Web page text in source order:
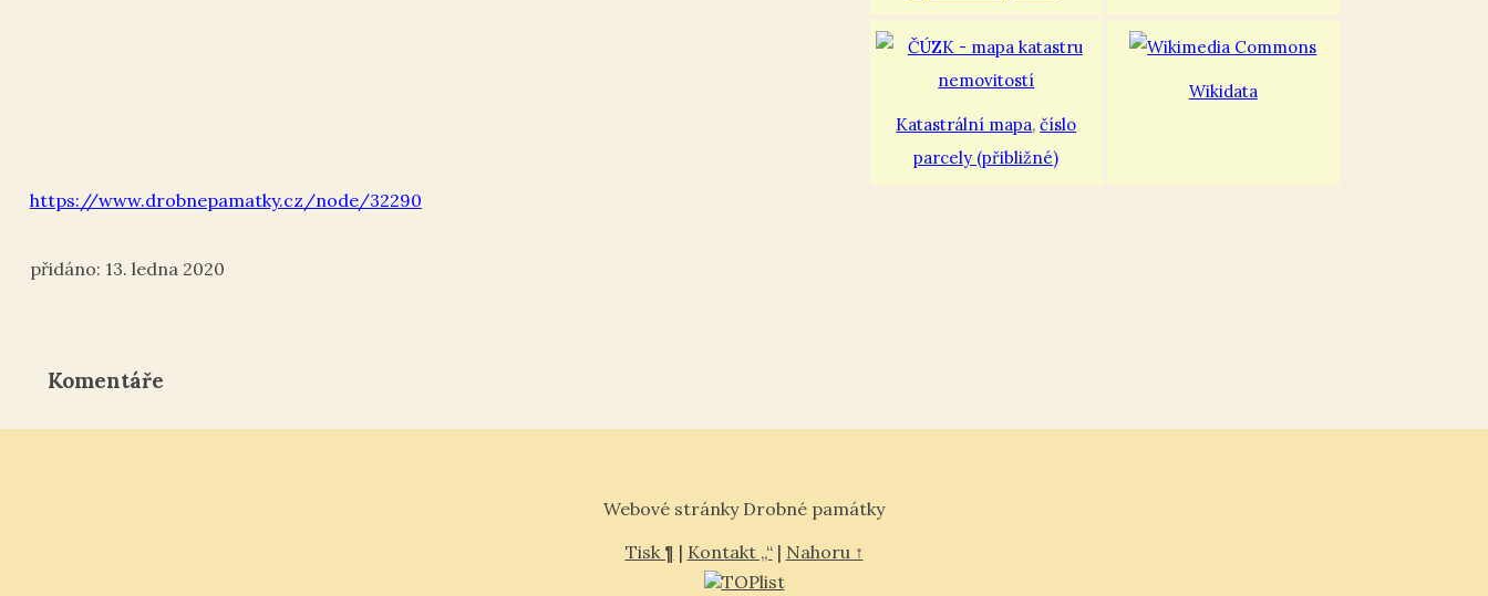
Katastrální mapa,číslo
parcely (přibližné)
Wikidata
https://www.drobnepamatky.cz/node/32290
13. ledna 2020
Komentáře
Webové stránky Drobné památky
Tisk ¶ | Kontakt „“| Nahoru ↑